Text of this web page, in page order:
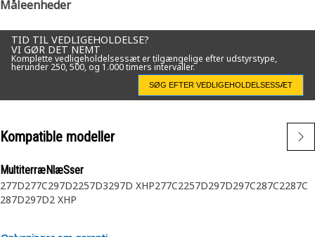
• Indvendig diameter: 6,5 mm (0,25 in)
• Længde: 12 mm (0,47 in)
• Farve: Sort
Se brugervejledningen, eller kontakt din lokale Cat-
Måleenheder
TID TIL VEDLIGEHOLDELSE?
VI GØR DET NEMT
Komplette vedligeholdelsessæt er tilgængelige efter udstyrstype,
herunder 250, 500, og 1.000 timers intervaller.
SØG EFTER VEDLIGEHOLDELSESSÆT
Kompatible modeller
MultiterræNlæSser
277D277C297D2257D3297D XHP277C2257D297D297C287C2287C
287D297D2 XHP